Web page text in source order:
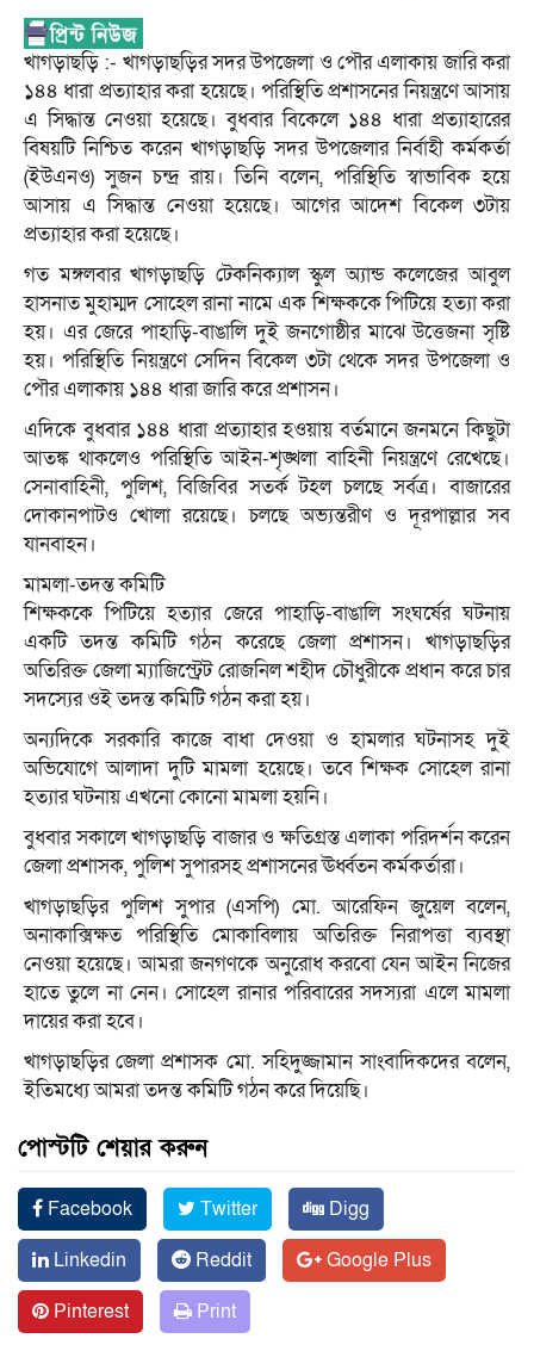
খাগড়াছড়ি :- খাগড়াছড়ির সদর উপজেলা ও পৌর এলাকায় জারি করা
১৪৪ ধারা প্রত্যাহার করা হয়েছে। পরিস্থিতি প্রশাসনের নিয়ন্ত্রণে আসায়
এ সিদ্ধান্ত নেওয়া হয়েছে। বুধবার বিকেলে ১৪৪ ধারা প্রত্যাহারের
বিষয়টি নিশ্চিত করেন খাগড়াছড়ি সদর উপজেলার নির্বাহী কর্মকর্তা
(ইউএনও) সুজন চন্দ্র রায়। তিনি বলেন, পরিস্থিতি স্বাভাবিক হয়ে
আসায় এ সিদ্ধান্ত নেওয়া হয়েছে। আগের আদেশ বিকেল ৩টায়
প্রত্যাহার করা হয়েছে।
গত মঙ্গলবার খাগড়াছড়ি টেকনিক্যাল স্কুল অ্যান্ড কলেজের আবুল
হাসনাত মুহাম্মদ সোহেল রানা নামে এক শিক্ষককে পিটিয়ে হত্যা করা
হয়। এর জেরে পাহাড়ি-বাঙালি দুই জনগোষ্ঠীর মাঝে উত্তেজনা সৃষ্টি
হয়। পরিস্থিতি নিয়ন্ত্রণে সেদিন বিকেল ৩টা থেকে সদর উপজেলা ও
পৌর এলাকায় ১৪৪ ধারা জারি করে প্রশাসন।
এদিকে বুধবার ১৪৪ ধারা প্রত্যাহার হওয়ায় বর্তমানে জনমনে কিছুটা
আতঙ্ক থাকলেও পরিস্থিতি আইন-শৃঙ্খলা বাহিনী নিয়ন্ত্রণে রেখেছে।
সেনাবাহিনী, পুলিশ, বিজিবির সতর্ক টহল চলছে সর্বত্র। বাজারের
দোকানপাটও খোলা রয়েছে। চলছে অভ্যন্তরীণ ও দূরপাল্লার সব
যানবাহন।
মামলা-তদন্ত কমিটি
শিক্ষককে পিটিয়ে হত্যার জেরে পাহাড়ি-বাঙালি সংঘর্ষের ঘটনায়
একটি তদন্ত কমিটি গঠন করেছে জেলা প্রশাসন। খাগড়াছড়ির
অতিরিক্ত জেলা ম্যাজিস্ট্রেট রোজনিল শহীদ চৌধুরীকে প্রধান করে চার
সদস্যের ওই তদন্ত কমিটি গঠন করা হয়।
অন্যদিকে সরকারি কাজে বাধা দেওয়া ও হামলার ঘটনাসহ দুই
অভিযোগে আলাদা দুটি মামলা হয়েছে। তবে শিক্ষক সোহেল রানা
হত্যার ঘটনায় এখনো কোনো মামলা হয়নি।
বুধবার সকালে খাগড়াছড়ি বাজার ও ক্ষতিগ্রস্ত এলাকা পরিদর্শন করেন
জেলা প্রশাসক, পুলিশ সুপারসহ প্রশাসনের ঊর্ধ্বতন কর্মকর্তারা।
খাগড়াছড়ির পুলিশ সুপার (এসপি) মো. আরেফিন জুয়েল বলেন,
অনাকাক্সিক্ষত পরিস্থিতি মোকাবিলায় অতিরিক্ত নিরাপত্তা ব্যবস্থা
নেওয়া হয়েছে। আমরা জনগণকে অনুরোধ করবো যেন আইন নিজের
হাতে তুলে না নেন। সোহেল রানার পরিবারের সদস্যরা এলে মামলা
দায়ের করা হবে।
খাগড়াছড়ির জেলা প্রশাসক মো. সহিদুজ্জামান সাংবাদিকদের বলেন,
ইতিমধ্যে আমরা তদন্ত কমিটি গঠন করে দিয়েছি।
পোস্টটি শেয়ার করুন
Facebook Twitter
Digg
Linkedin
Reddit
Google Plus
Pinterest
Print